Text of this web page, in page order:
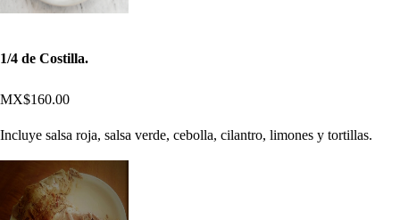
1/4 de Costilla.
MX$160.00
Incluye salsa roja, salsa verde, cebolla, cilantro, limones y tortillas.